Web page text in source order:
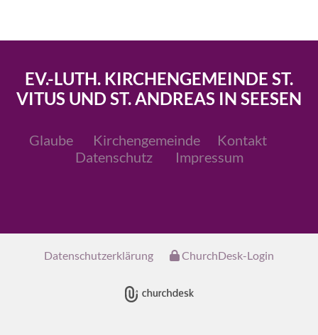
EV.-LUTH. KIRCHENGEMEINDE ST.
VITUS UND ST. ANDREAS IN SEESEN
Glaube Kirchengemeinde
Kontakt
Datenschutz
Impressum
Datenschutzerklärung ChurchDesk-Login